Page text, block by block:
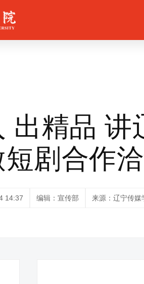
出精品
剧合作
14:37 编辑：宣传部 来源：辽宁传媒